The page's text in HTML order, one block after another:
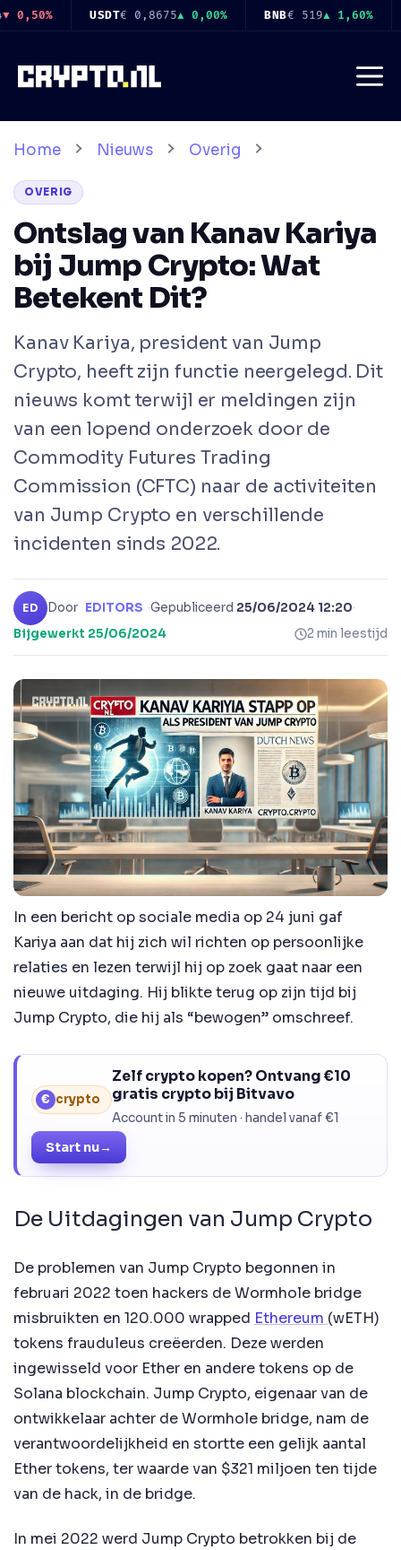
Ga
inhoud
BNB€ 519 ▲ 1,60% USDC€ 0,8678 ▲ 0,00% XRP€
Home Nieuws Overig
OVERIG
Ontslag van Kanav Kariya
bij Jump Crypto: Wat
Betekent Dit?
Kanav Kariya, president van Jump
Crypto, heeft zijn functie neergelegd. Dit
nieuws komt terwijl er meldingen zijn
van een lopend onderzoek door de
Commodity Futures Trading
Commission (CFTC) naar de activiteiten
van Jump Crypto en verschillende
incidenten sinds 2022.
ED Door EDITORS ·Gepubliceerd 25/06/2024 12:20·
Bijgewerkt 25/06/2024 2 min leestijd
In een bericht op sociale media op 24 juni gaf
Kariya aan dat hij zich wil richten op persoonlijke
relaties en lezen terwijl hij op zoek gaat naar een
nieuwe uitdaging. Hij blikte terug op zijn tijd bij
Jump Crypto, die hij als “bewogen” omschreef.
€ crypto
Zelf crypto kopen? Ontvang €10
gratis crypto bij Bitvavo
Account in 5 minuten · handel vanaf €1
Start nu→
De Uitdagingen van Jump Crypto
De problemen van Jump Crypto begonnen in
februari 2022 toen hackers de Wormhole bridge
misbruikten en 120.000 wrapped Ethereum (wETH)
tokens frauduleus creëerden. Deze werden
ingewisseld voor Ether en andere tokens op de
Solana blockchain. Jump Crypto, eigenaar van de
ontwikkelaar achter de Wormhole bridge, nam de
verantwoordelijkheid en stortte een gelijk aantal
Ether tokens, ter waarde van $321 miljoen ten tijde
van de hack, in de bridge.
In mei 2022 werd Jump Crypto betrokken bij de